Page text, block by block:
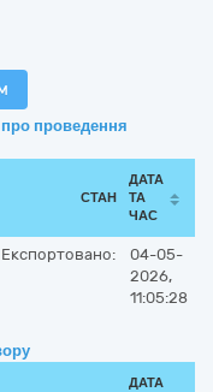
проведення
СТАН
ДАТА
ТА
ЧАС
Експортовано:
04-05-
2026,
11:05:28
ДАТА